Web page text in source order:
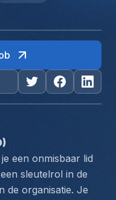
een onmisbaar lid
sleutelrol in de
de organisatie. Je